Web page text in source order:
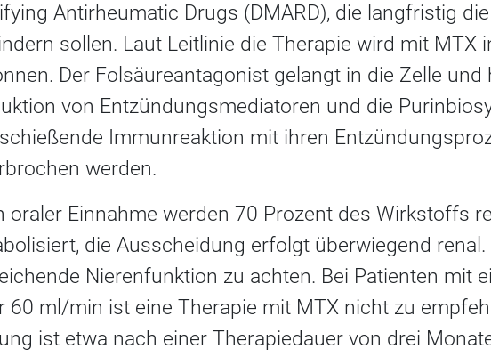
Antirheumatic Drugs (DMARD), die langfristig
sollen. Laut Leitlinie die Therapie wird mit MTX
Der Folsäureantagonist gelangt in die Zelle
von Entzündungsmediatoren und die
Immunreaktion mit ihren
werden.
oraler Einnahme werden 70 Prozent des Wirkstoffs
die Ausscheidung erfolgt überwiegend
Nierenfunktion zu achten. Bei Patienten mit
60 ml/min ist eine Therapie mit MTX nicht zu
ist etwa nach einer Therapiedauer von drei